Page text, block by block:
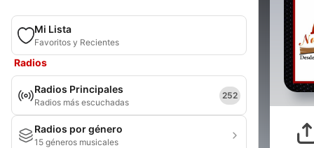
Mi Lista
Favoritos y Recientes
Radios
Radios Principales
Radios más escuchadas
252
Radios por género
15 géneros musicales